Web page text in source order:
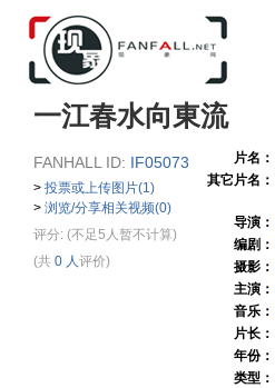
一江春水向東流
FANHALL ID: IF05073
> 投票或上传图片(1)
> 浏览/分享相关视频(0)
评分: (不足5人暂不计算)
(共 0 人评价)
片名：
其它片名：
导演：
编剧：
摄影：
主演：
音乐：
片长：
年份：
类型：